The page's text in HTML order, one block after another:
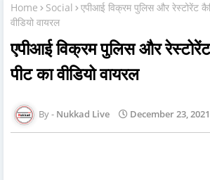
Home Social
एपीआई विक्रम पुलिस और रेस्टोरेंट
वीडियो वायरल
एपीआई विक्रम पुलिस और
पीट का वीडियो वायरल
Nukkad Live December 23, 2021